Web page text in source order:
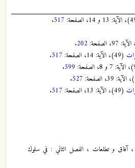
517
.
202
.
(49)، الآية: 14، الصفحة: 517
.
599
.
527
.
(49)، الآية: 13، الصفحة: 517
.
، آفاق و تطلعات ، الفصل الثاني : في سلوك